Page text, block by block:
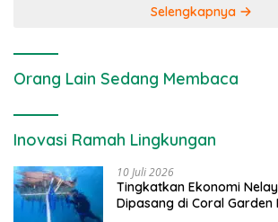
Selengkapnya
Orang Lain Sedang Membaca
Inovasi Ramah Lingkungan
10 Juli 2026
Tingkatkan Ekonomi
Dipasang di Coral Garden